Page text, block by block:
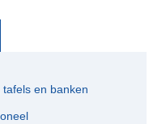
en banken